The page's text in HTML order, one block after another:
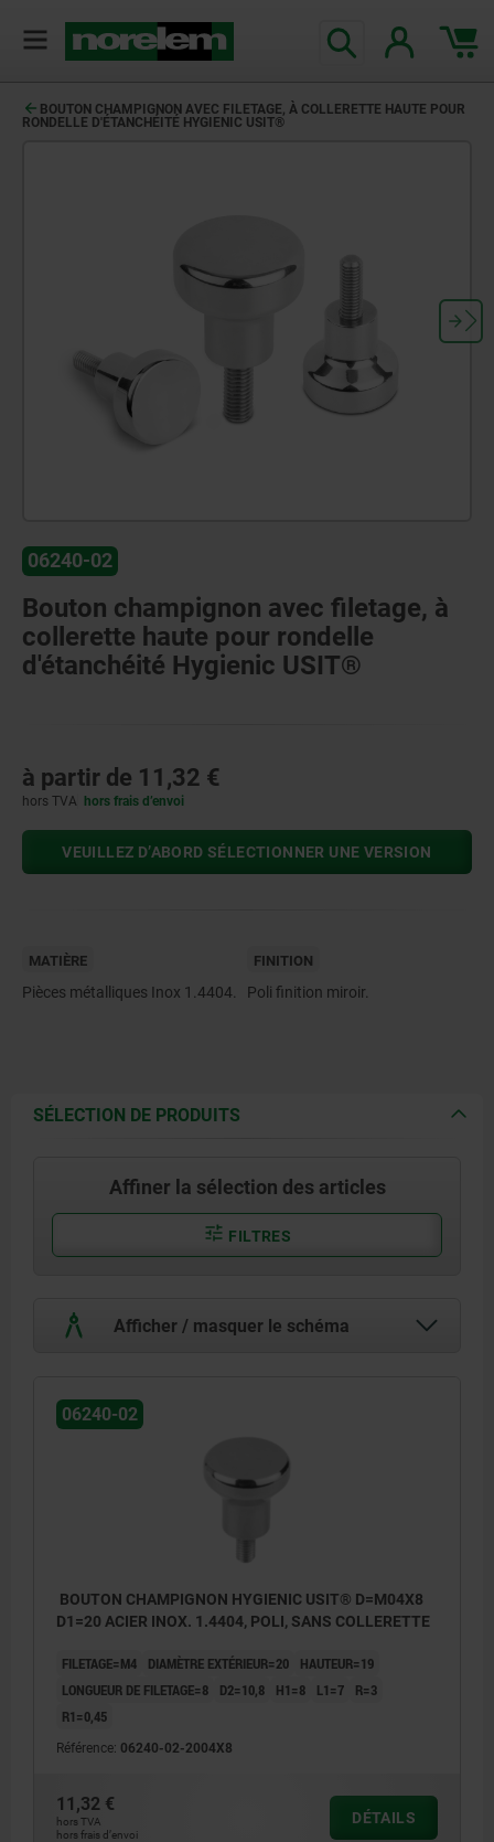
BOUTON CHAMPIGNON AVEC FILETAGE, À COLLERETTE HAUTE POUR
RONDELLE D'ÉTANCHÉITÉ HYGIENIC USIT®
06240-02
Bouton champignon avec filetage, à
collerette haute pour rondelle
d'étanchéité Hygienic USIT®
à partir de 11,32 €
hors TVA hors frais d’envoi
VEUILLEZ D’ABORD SÉLECTIONNER UNE VERSION
MATIÈRE
Pièces métalliques Inox 1.4404.
FINITION
Poli finition miroir.
SÉLECTION DE PRODUITS
Affiner la sélection des articles
FILTRES
Afficher / masquer le schéma
06240-02
BOUTON CHAMPIGNON HYGIENIC USIT® D=M04X8
D1=20 ACIER INOX. 1.4404, POLI, SANS COLLERETTE
FILETAGE=M4 DIAMÈTRE EXTÉRIEUR=20
HAUTEUR=19
LONGUEUR DE FILETAGE=8
D2=10,8 H1=8 L1=7
R=3
R1=0,45
Référence: 06240-02-2004X8
11,32 €
hors TVA
hors frais d’envoi
DÉTAILS